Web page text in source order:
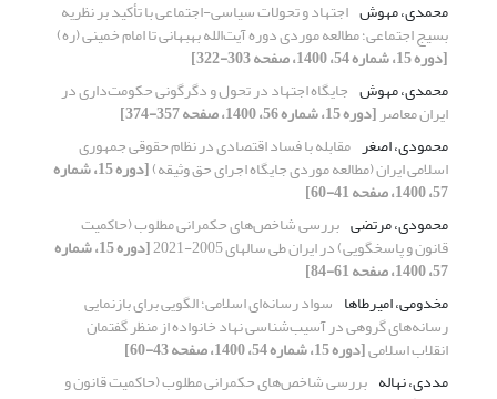
محمدی، مهوش اجتهاد و تحولات سیاسی-اجتماعی با تأکید بر نظریه
بسیج اجتماعی؛ مطالعه موردی دوره آیت‌الله بهبهانی تا امام خمینی (ره)
[دوره 15، شماره 54، 1400، صفحه 303-322]
محمدی، مهوش جایگاه اجتهاد در تحول و دگرگونی حکومت‌داری در
ایران معاصر[دوره 15، شماره 56، 1400، صفحه 357-374]
محمودی، اصغر مقابله با فساد اقتصادی در نظام حقوقی جمهوری
اسلامی ایران (مطالعه موردی جایگاه اجرای حق وثیقه) [دوره 15، شماره
57، 1400، صفحه 41-60]
محمودی، مرتضی بررسی شاخص‌های حکمرانی مطلوب (حاکمیت
قانون و پاسخگویی) در ایران طی سالهای 2005-2021 [دوره 15، شماره
57، 1400، صفحه 61-84]
مخدومی، امیرطاها سواد رسانه‌ای اسلامی؛ الگویی برای بازنمایی
رسانه‌های گروهی در آسیب‌شناسی نهاد خانواده از منظر گفتمان
انقلاب اسلامی[دوره 15، شماره 54، 1400، صفحه 43-60]
مددی، نهاله بررسی شاخص‌های حکمرانی مطلوب (حاکمیت قانون و